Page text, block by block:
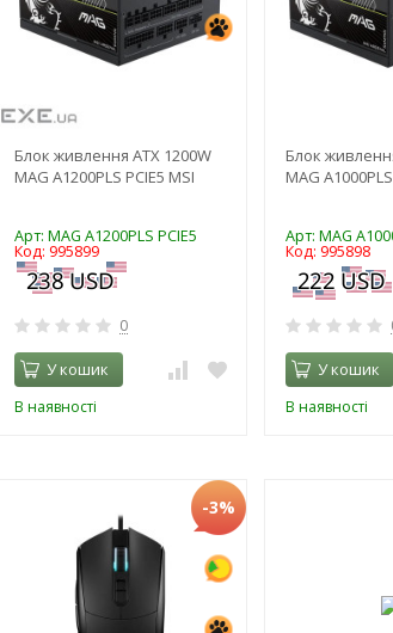
Блок живлення ATX 1200W
MAG A1200PLS PCIE5 MSI
Арт: MAG A1200PLS PCIE5
Код: 995899
0
У кошик
В наявності
Блок
MAG
Арт: MAG
Код: 995898
У кошик
В наявності
-3%